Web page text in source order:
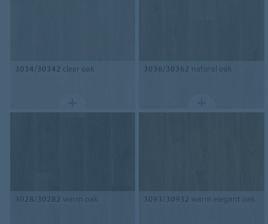
3034/30342 clear oak 3036/30362 natural oak
3028/30282 warm oak 3093/30932 warm elegant oak